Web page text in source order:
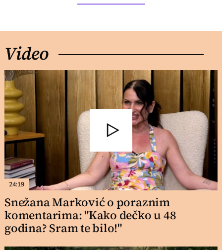
Video
24:19
Snežana Marković o poraznim
komentarima: "Kako dečko u 48
godina? Sram te bilo!"